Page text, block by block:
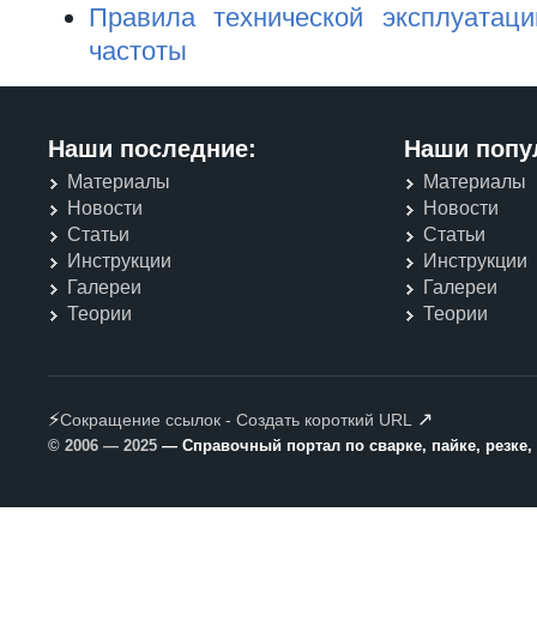
Правила технической
частоты
Наши последние:
Материалы
Новости
Статьи
Инструкции
Галереи
Теории
Наши
Материалы
Новости
Статьи
Инструкции
Галереи
Теории
⚡Сокращение ссылок - Создать короткий URL ↗
© 2006 — 2025 — Справочный портал по сварке, пайке,